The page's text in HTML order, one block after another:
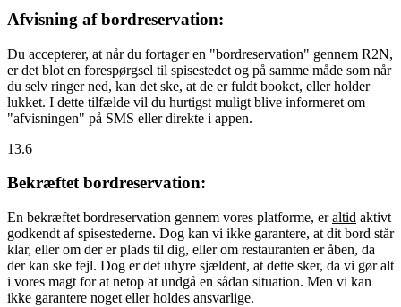
Afvisning af bordreservation:
Du accepterer, at når du fortager en "bordreservation" gennem R2N,
er det blot en forespørgsel til spisestedet og på samme måde som når
du selv ringer ned, kan det ske, at de er fuldt booket, eller holder
lukket. I dette tilfælde vil du hurtigst muligt blive informeret om
"afvisningen" på SMS eller direkte i appen.
13.6
Bekræftet bordreservation:
En bekræftet bordreservation gennem vores platforme, eraltid aktivt
godkendt af spisestederne. Dog kan vi ikke garantere, at dit bord står
klar, eller om der er plads til dig, eller om restauranten er åben, da
der kan ske fejl. Dog er det uhyre sjældent, at dette sker, da vi gør alt
i vores magt for at netop at undgå en sådan situation. Men vi kan
ikke garantere noget eller holdes ansvarlige.